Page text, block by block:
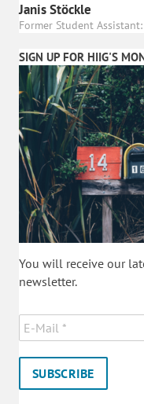
Janis Stöckle
Former Student
SIGN UP FOR HIIG'S
You will receive our
newsletter.